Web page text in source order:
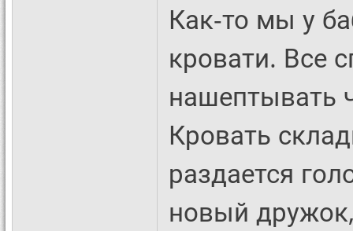
Как-то мы у
кровати. Все
нашептывать
Кровать
раздается
новый